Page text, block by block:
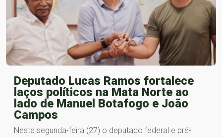
Deputado Lucas Ramos fortalece
laços políticos na Mata Norte ao
lado de Manuel Botafogo e João
Campos
Nesta segunda-feira (27) o deputado federal e pré-